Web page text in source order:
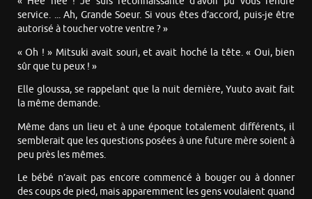
service. ... Ah, Grande Soeur. Si vous êtes d’accord, puis-je être
autorisé à toucher votre ventre ? »
« Oh ! » Mitsuki avait souri, et avait hoché la tête. « Oui, bien
sûr que tu peux ! »
Elle gloussa, se rappelant que la nuit dernière, Yuuto avait fait
la même demande.
Même dans un lieu et à une époque totalement différents, il
semblerait que les questions posées à une future mère soient à
peu près les mêmes.
Le bébé n’avait pas encore commencé à bouger ou à donner
des coups de pied, mais apparemment les gens voulaient quand